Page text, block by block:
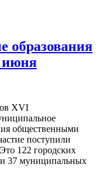
образования
июня
XVI
общественными
поступили
122 городских
37 муниципальных